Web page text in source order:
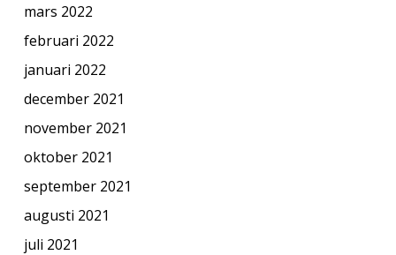
mars 2022
februari 2022
januari 2022
december 2021
november 2021
oktober 2021
september 2021
augusti 2021
juli 2021